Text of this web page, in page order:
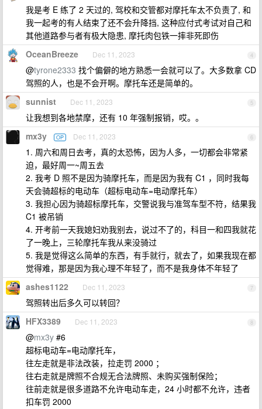
我是考 E 练了 2 天过的, 驾校和交管都对摩托车太不负责了, 和
我一起考的有人结束了还不会升降挡, 这种应付式考试对自己和
其他道路参与者有极大隐患, 摩托肉包铁一摔非死即伤
4
OceanBreeze Dec 11, 2023
@tyrone2333 找个偏僻的地方熟悉一会就可以了。大多数拿 CD
驾照的人，也是不会开啊。摩托车还是简单的。
5
sunnist Dec 11, 2023
让我想到各地禁摩，还有 10 年强制报销，哎。。
6
mx3y OP Dec 11, 2023
1. 周六和周日去考，真的太恐怖，因为人多，一切都会非常紧
迫，最好周一~周五去
2. 我考 D 照不是因为骑摩托车，而是因为我有 C1 ，同时我每
天会骑超标的电动车（超标电动车=电动摩托车）
3. 我担心因为骑超标摩托车，交警说我与准驾车型不符，结果我
C1 被吊销
4. 开考前一天我媳妇劝我别去，说过不了的，科目一和四我就花
了一晚上，三轮摩托车我从来没骑过
5. 我是觉得这么简单的东西，有手就行，就去了，如果我现在都
觉得难，那是因为我心理不年轻了，而不是我身体不年轻了
7
ashes1122 Dec 11, 2023
驾照转出后多久可以转回？
8
HFX3389 Dec 11, 2023
@mx3y #6
超标电动车=电动摩托车，
往左走就是非法改装，拉走罚 2000 ；
往右走就是牌照不合规无合法牌照、未购买强制保险；
往前走就是很多道路不允许电动车走，24 小时都不允许，违者
扣车罚 2000